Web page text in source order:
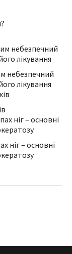
небезпечний
лікування
ніг – основні